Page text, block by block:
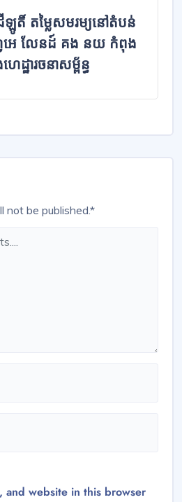
ឡូតិ៍ តម្លៃសមរម្យនៅតំបន់
វអេ លែនដ៍ គង នយ កំពុង
ឋារចនាសម្ព័ន្ធ
not be published.*
and website in this browser